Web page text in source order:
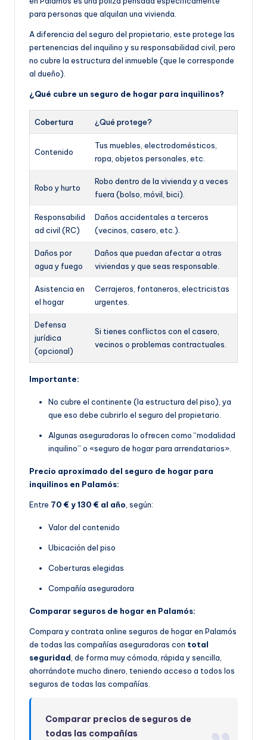
para personas que alquilan una vivienda.
A diferencia del seguro del propietario, este protege las
pertenencias del inquilino y su responsabilidad civil, pero
no cubre la estructura del inmueble (que le corresponde
al dueño).
¿Qué cubre un seguro de hogar para inquilinos?
Cobertura ¿Qué protege?
Contenido
Tus muebles, electrodomésticos,
ropa, objetos personales, etc.
Robo y hurto
Robo dentro de la vivienda y a veces
fuera (bolso, móvil, bici).
Responsabilid
ad civil (RC)
Daños accidentales a terceros
(vecinos, casero, etc.).
Daños por
agua y fuego
Daños que puedan afectar a otras
viviendas y que seas responsable.
Asistencia en
el hogar
Cerrajeros, fontaneros, electricistas
urgentes.
Defensa
jurídica
(opcional)
Si tienes conflictos con el casero,
vecinos o problemas contractuales.
Importante:
No cubre el continente (la estructura del piso), ya
que eso debe cubrirlo el seguro del propietario.
Algunas aseguradoras lo ofrecen como “modalidad
inquilino” o «seguro de hogar para arrendatarios».
Precio aproximado del seguro de hogar para
inquilinos en Palamós:
Entre 70 € y 130 € al año, según:
Valor del contenido
Ubicación del piso
Coberturas elegidas
Compañía aseguradora
Comparar seguros de hogar en Palamós:
Compara y contrata online seguros de hogar en Palamós
de todas las compañías aseguradoras con total
seguridad, de forma muy cómoda, rápida y sencilla,
ahorrándote mucho dinero, teniendo acceso a todos los
seguros de todas las compañías.
Comparar precios de seguros de
todas las compañías